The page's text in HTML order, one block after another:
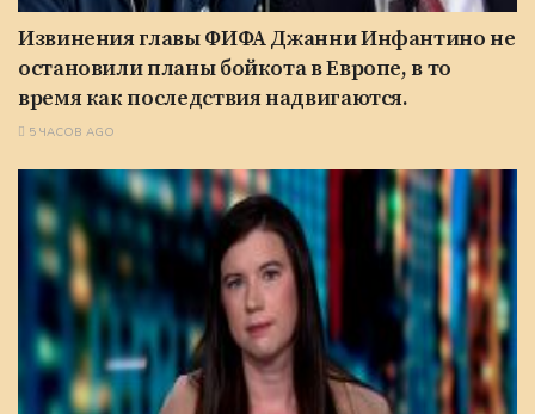
Извинения главы ФИФА Джанни Инфантино не
остановили планы бойкота в Европе, в то
время как последствия надвигаются.
5 ЧАСОВ AGO